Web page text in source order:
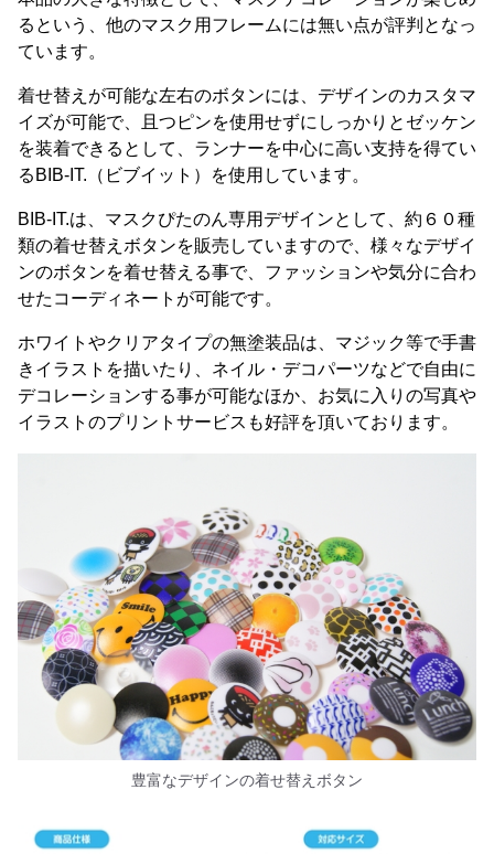
るという、他のマスク用フレームには無い点が評判となっ
ています。
着せ替えが可能な左右のボタンには、デザインのカスタマ
イズが可能で、且つピンを使用せずにしっかりとゼッケン
を装着できるとして、ランナーを中心に高い支持を得てい
るBIB-IT.（ビブイット）を使用しています。
BIB-IT.は、マスクぴたのん専用デザインとして、約６０種
類の着せ替えボタンを販売していますので、様々なデザイ
ンのボタンを着せ替える事で、ファッションや気分に合わ
せたコーディネートが可能です。
ホワイトやクリアタイプの無塗装品は、マジック等で手書
きイラストを描いたり、ネイル・デコパーツなどで自由に
デコレーションする事が可能なほか、お気に入りの写真や
イラストのプリントサービスも好評を頂いております。
豊富なデザインの着せ替えボタン